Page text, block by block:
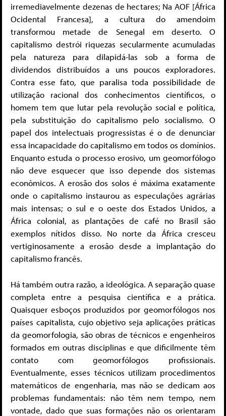
irremediavelmente dezenas de hectares; Na AOF [África
Ocidental Francesa], a cultura do amendoim
transformou metade de Senegal em deserto. O
capitalismo destrói riquezas secularmente acumuladas
pela natureza para dilapidá-las sob a forma de
dividendos distribuídos a uns poucos exploradores.
Contra esse fato, que paralisa toda possibilidade de
utilização racional dos conhecimentos científicos, o
homem tem que lutar pela revolução social e política,
pela substituição do capitalismo pelo socialismo. O
papel dos intelectuais progressistas é o de denunciar
essa incapacidade do capitalismo em todos os domínios.
Enquanto estuda o processo erosivo, um geomorfólogo
não deve esquecer que isso depende dos sistemas
econômicos. A erosão dos solos é máxima exatamente
onde o capitalismo instaurou as especulações agrárias
mais intensas; o sul e o oeste dos Estados Unidos, a
África colonial, as plantações de café no Brasil são
exemplos nítidos disso. No norte da África cresceu
vertiginosamente a erosão desde a implantação do
capitalismo francês.
Há também outra razão, a ideológica. A separação quase
completa entre a pesquisa científica e a prática.
Quaisquer esboços produzidos por geomorfólogos nos
países capitalista, cujo objetivo seja aplicações práticas
da geomorfologia, são obras de técnicos e engenheiros
formados em outras disciplinas e que dificilmente têm
contato com geomorfólogos profissionais.
Eventualmente, esses técnicos utilizam procedimentos
matemáticos de engenharia, mas não se dedicam aos
problemas fundamentais: não têm nem tempo, nem
vontade, dado que suas formações não os orientaram